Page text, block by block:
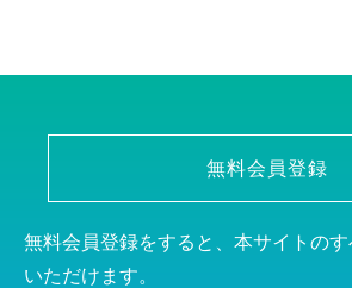
無料会員登録
無料会員登録をすると、本サイトの
いただけます。